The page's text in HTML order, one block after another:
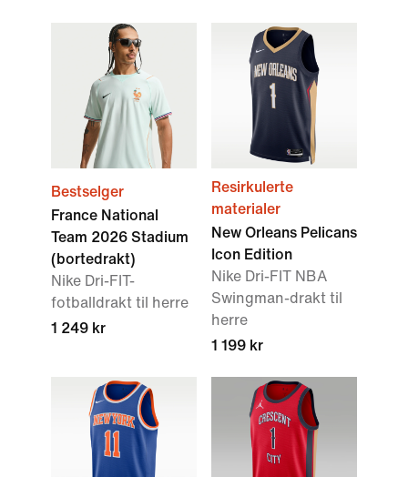
Bestselger
France National
Team 2026 Stadium
(bortedrakt)
Nike Dri-FIT-
fotballdrakt til herre
1 249 kr
Resirkulerte
materialer
New Orleans Pelicans
Icon Edition
Nike Dri-FIT NBA
Swingman-drakt til
herre
1 199 kr